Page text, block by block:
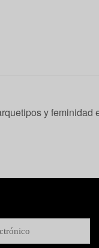
y feminidad